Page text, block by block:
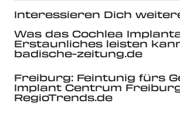
Interessieren Dich
Was das Cochlea
Erstaunliches leisten
badische-zeitung.de
Freiburg: Feintunig fürs
Implant Centrum Freiburg
RegioTrends.de